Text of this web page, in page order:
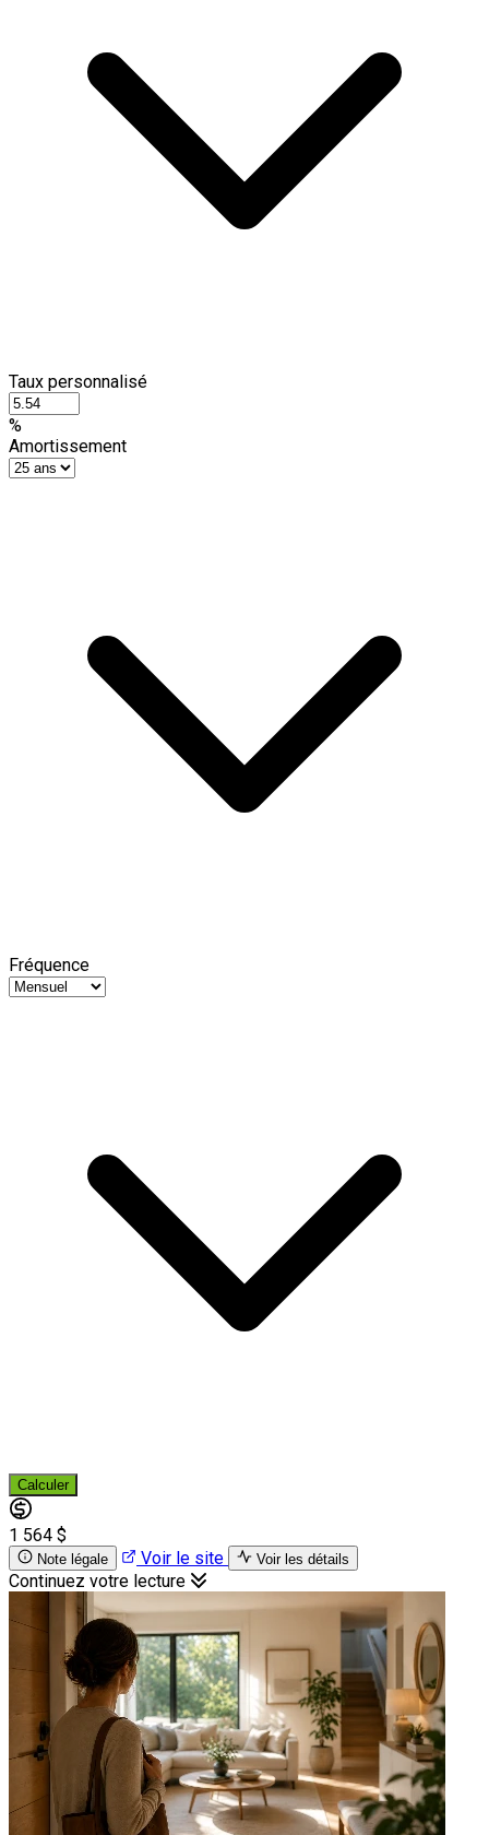
Taux personnalisé
%
Amortissement
Fréquence
Calculer
1 564 $
Note légale Voir le site Voir les détails
Continuez votre lecture